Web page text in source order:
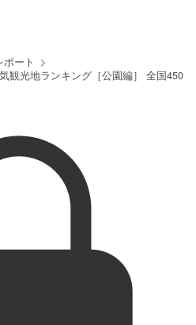
ート
観光地ランキング［公園編］ 全国450